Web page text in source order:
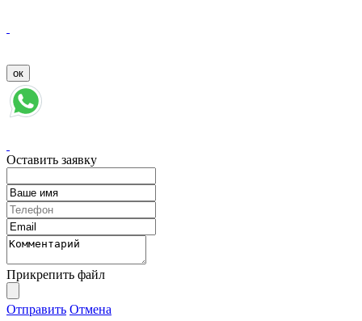
Оставить заявку
Прикрепить файл
Отправить Отмена